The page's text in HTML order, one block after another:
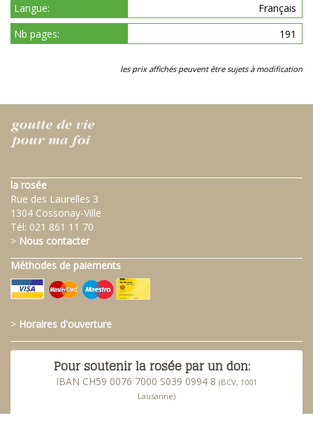
Langue:
Français
Nb pages:
191
les prix affichés peuvent être sujets à modification
la rosée
Rue des Laurelles 3
1304 Cossonay-Ville
Tél: 021 861 11 70
> Nous contacter
Méthodes de paiements
> Horaires d'ouverture
Pour soutenir la rosée par un don:
IBAN CH59 0076 7000 S039 0994 8 (BCV, 1001
Lausanne)